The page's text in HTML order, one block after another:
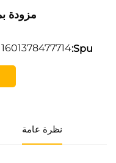
مزودة
Spu:
1601378477714
نظرة عامة